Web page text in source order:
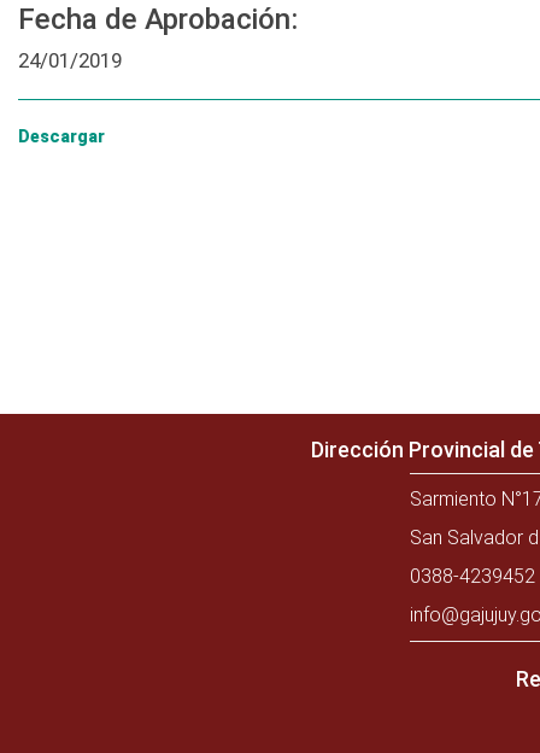
Fecha de Aprobación:
24/01/2019
Descargar
Dirección Provincial
Sarmiento
San Salvador
0388-